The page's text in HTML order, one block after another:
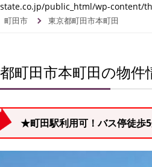
public_html/wp-content/
町田市 東京都町田市本町田
町田市本町田の物件
★町田駅利用可！バス停徒歩5